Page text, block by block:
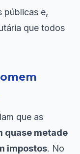
públicas e,
que todos
que as
quase metade
impostos. No